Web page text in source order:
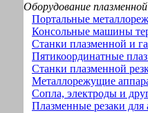
Оборудование плазменной
Портальные
Консольные машины
Станки плазменной и
Пятикоординатные
Станки плазменной
Металлорежущие
Сопла, электроды и
Плазменные резаки для